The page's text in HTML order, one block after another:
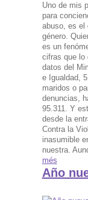
Uno de mis
para
abuso, es el
género.
es un
cifras que lo
datos del
e Igualdad,
maridos o
denuncias,
95.311. Y
desde la
Contra la
inasumible
nuestra.
més
Año